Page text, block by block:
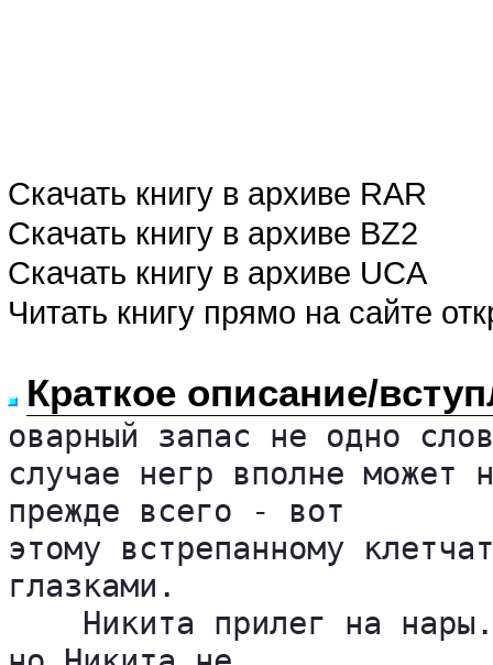
Скачать книгу в архиве RAR
Скачать книгу в архиве BZ2
Скачать книгу в архиве UCA
Читать книгу прямо на сайте
Краткое описание/
оварный запас не одно
случае негр вполне может
прежде всего - вот
этому встрепанному
глазками.
Никита прилег на